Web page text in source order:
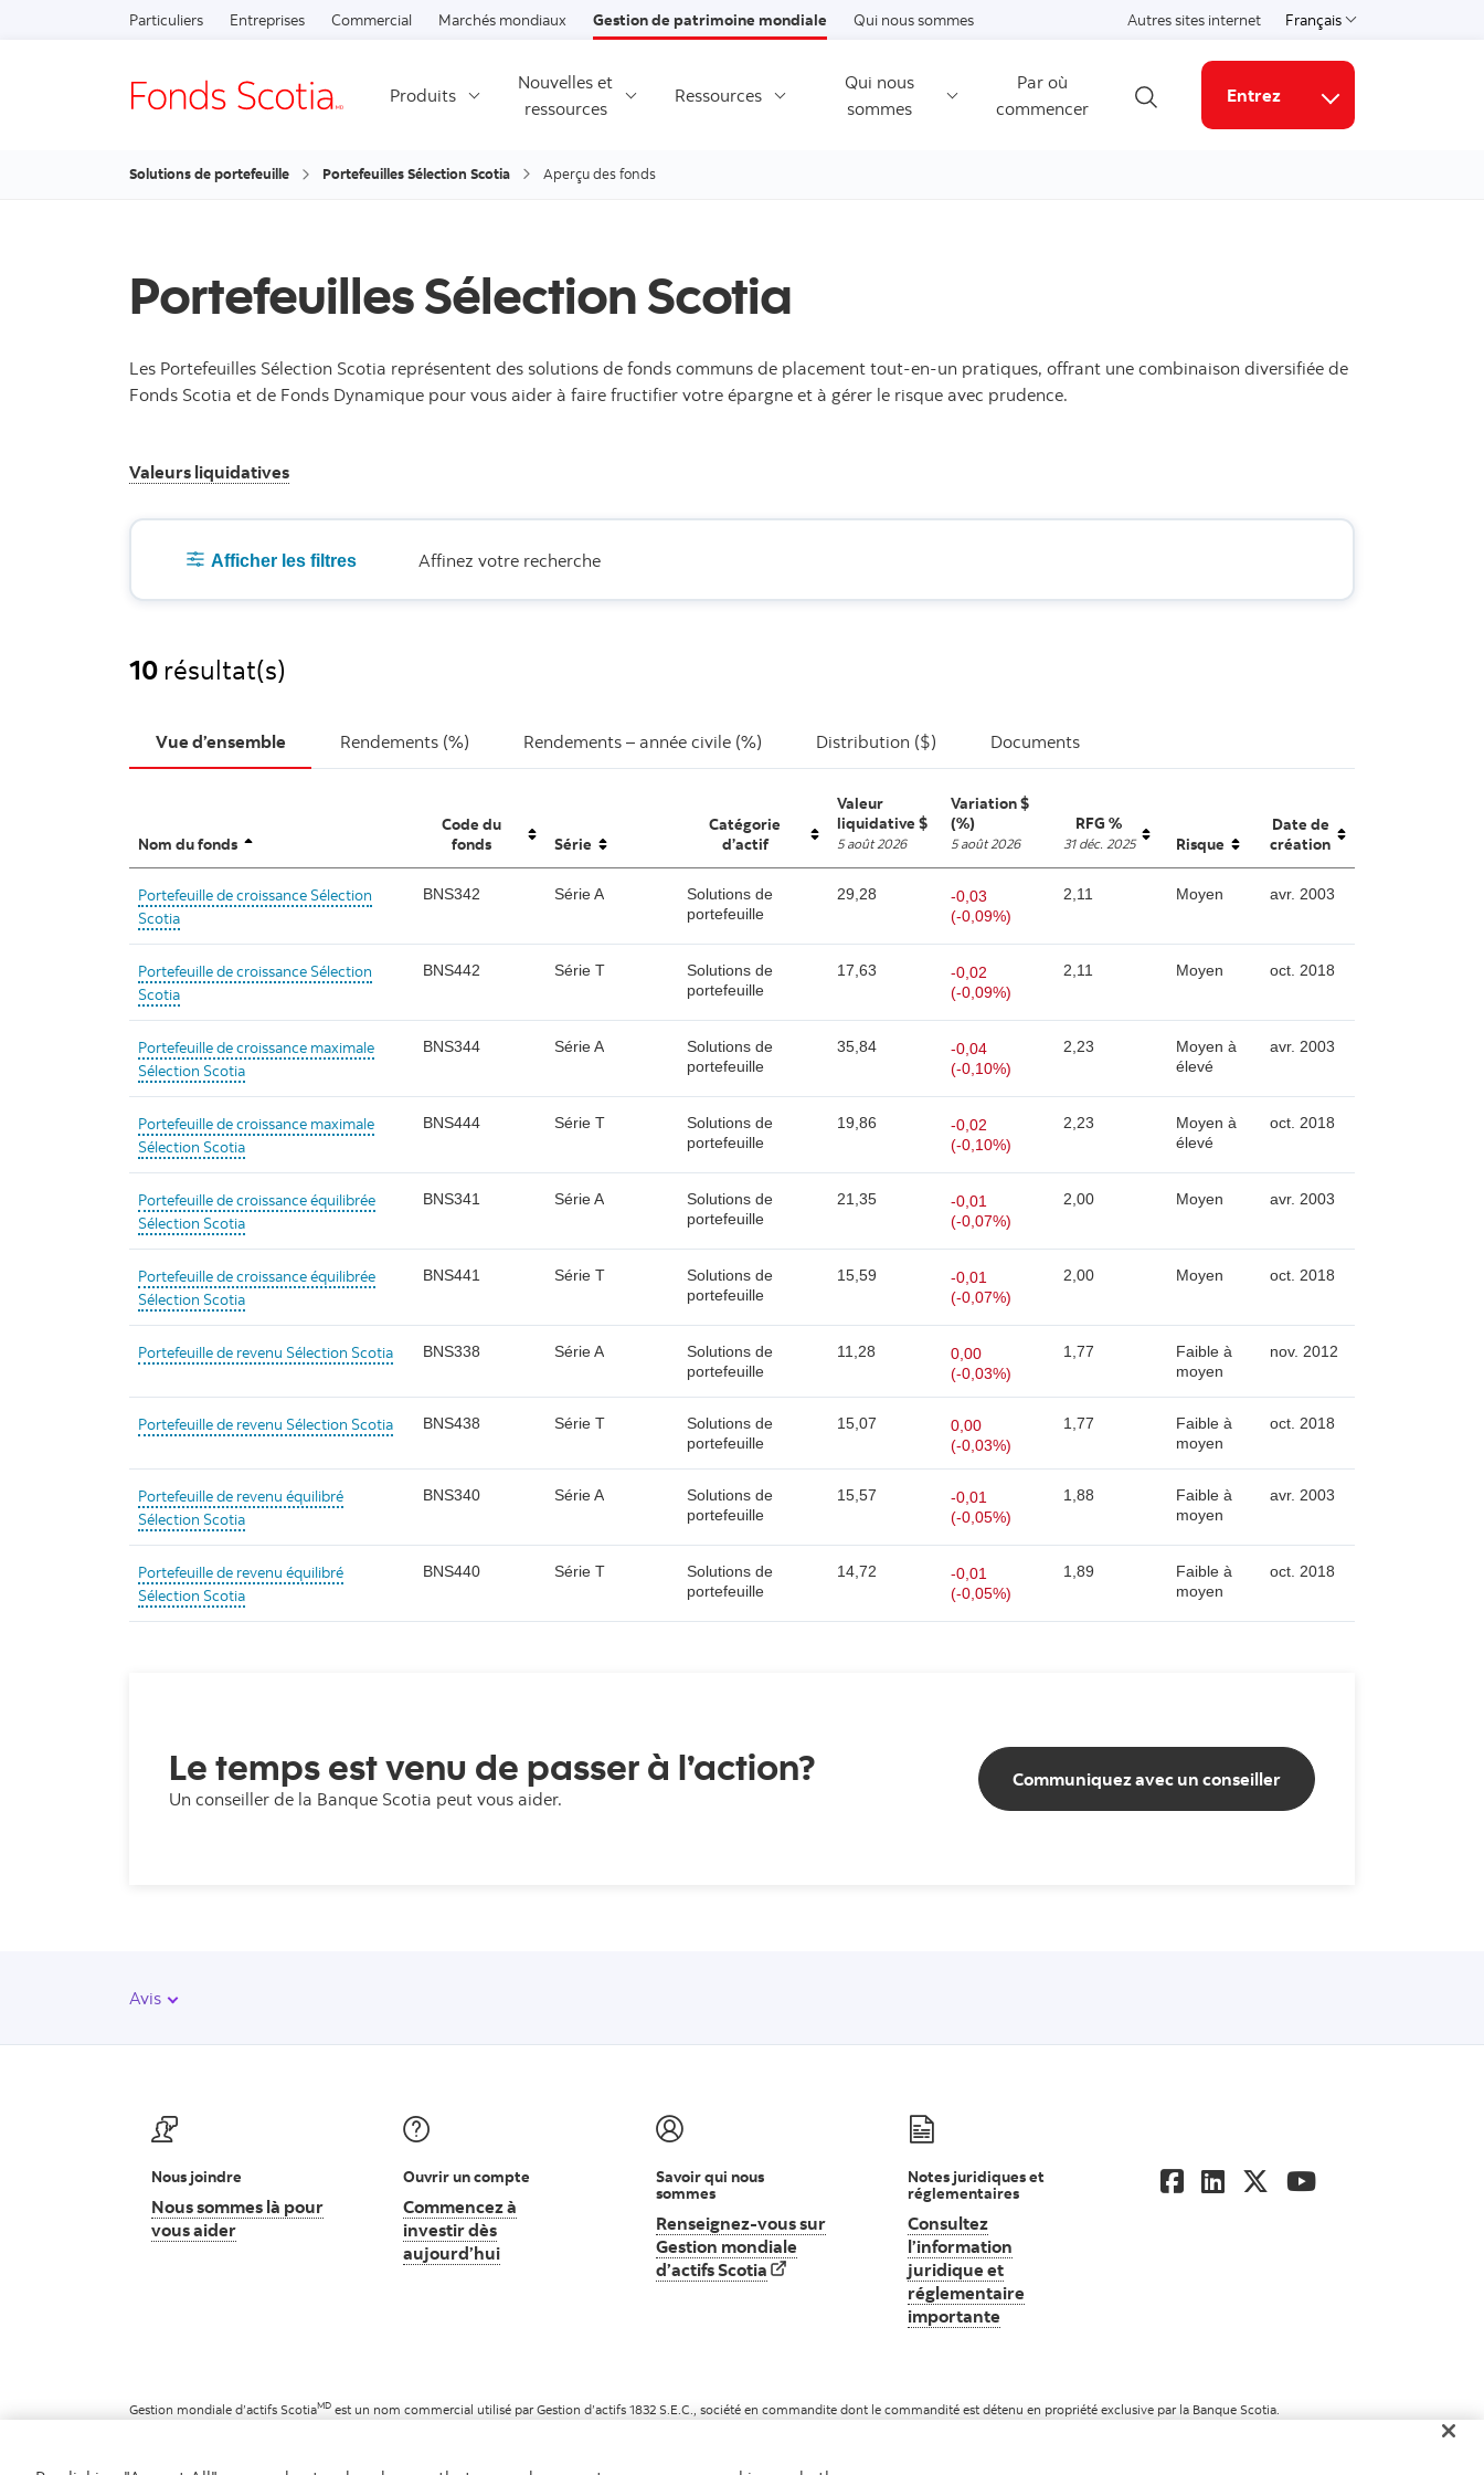
Passer au contenu
Particuliers Entreprises Commercial Marchés mondiaux Gestion de patrimoine mondiale Qui nous sommes Autres sites internet Français
Choisissez une langue
Produits
Nouvelles et
ressources
Ressources
Qui nous
sommes
Par où
commencer
Ouvrir la recherche
Entrez
Liens connexes
Solutions de portefeuille Portefeuilles Sélection Scotia Aperçu des fonds
Portefeuilles Sélection Scotia
Les Portefeuilles Sélection Scotia représentent des solutions de fonds communs de placement tout-en-un pratiques, offrant une combinaison diversifiée de
Fonds Scotia et de Fonds Dynamique pour vous aider à faire fructifier votre épargne et à gérer le risque avec prudence.
Valeurs liquidativesValeurs liquidatives
Afficher les filtres Affinez votre recherche
10 résultat(s)
Vue d’ensemble Rendements (%) Rendements – année civile (%) Distribution ($) Documents
Nom du fonds
sorted ascending
Code du
fonds
unsorted Série
unsorted
Catégorie
d’actif
unsorted
Valeur
liquidative $
5 août 2026
Variation $
(%)
5 août 2026
RFG %
31 déc. 2025
unsorted Risque
unsorted
Date de
création
unsorted
Portefeuille de croissance Sélection
Scotia
BNS342 Série A
Solutions de
portefeuille
29,28
-0,03
(-0,09%)
2,11 Moyen avr. 2003
Portefeuille de croissance Sélection
Scotia
BNS442 Série T
Solutions de
portefeuille
17,63
-0,02
(-0,09%)
2,11 Moyen oct. 2018
Portefeuille de croissance maximale
Sélection Scotia
BNS344 Série A
Solutions de
portefeuille
35,84
-0,04
(-0,10%)
2,23
Moyen à
élevé
avr. 2003
Portefeuille de croissance maximale
Sélection Scotia
BNS444 Série T
Solutions de
portefeuille
19,86
-0,02
(-0,10%)
2,23
Moyen à
élevé
oct. 2018
Portefeuille de croissance équilibrée
Sélection Scotia
BNS341 Série A
Solutions de
portefeuille
21,35
-0,01
(-0,07%)
2,00 Moyen avr. 2003
Portefeuille de croissance équilibrée
Sélection Scotia
BNS441 Série T
Solutions de
portefeuille
15,59
-0,01
(-0,07%)
2,00 Moyen oct. 2018
Portefeuille de revenu Sélection Scotia BNS338 Série A
Solutions de
portefeuille
11,28
0,00
(-0,03%)
1,77
Faible à
moyen
nov. 2012
Portefeuille de revenu Sélection Scotia BNS438 Série T
Solutions de
portefeuille
15,07
0,00
(-0,03%)
1,77
Faible à
moyen
oct. 2018
Portefeuille de revenu équilibré
Sélection Scotia
BNS340 Série A
Solutions de
portefeuille
15,57
-0,01
(-0,05%)
1,88
Faible à
moyen
avr. 2003
Portefeuille de revenu équilibré
Sélection Scotia
BNS440 Série T
Solutions de
portefeuille
14,72
-0,01
(-0,05%)
1,89
Faible à
moyen
oct. 2018
Le temps est venu de passer à l’action?
Un conseiller de la Banque Scotia peut vous aider.
Communiquez avec un conseiller
Avis
Nous joindre
Nous sommes là pour
vous aiderNous sommes là pour vous aider
Ouvrir un compte
Commencez à
investir dès
aujourd’huiCommencez à investir dès aujourd’hui
Savoir qui nous
sommes
Renseignez-vous sur
Gestion mondiale
d’actifs Scotia Renseignez-vous sur Gestion mondiale d’actifs Scotia
Notes juridiques et
réglementaires
Consultez
l’information
juridique et
réglementaire
importante
Gestion mondiale d’actifs ScotiaMD est un nom commercial utilisé par Gestion d’actifs 1832 S.E.C., société en commandite dont le commandité est détenu en propriété exclusive par la Banque Scotia.